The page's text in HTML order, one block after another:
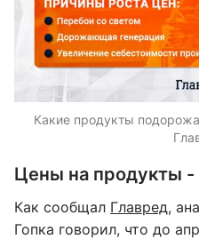
Какие продукты
Цены на продукты -
Как сообщал Главред,
Гопка говорил, что до